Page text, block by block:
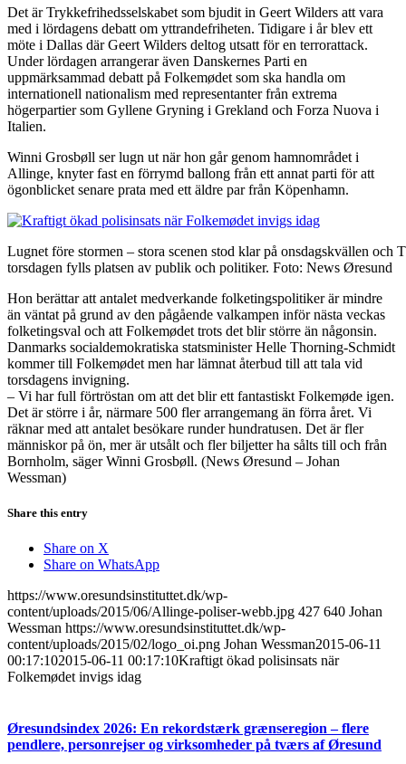
Det är Trykkefrihedsselskabet som bjudit in Geert Wilders att vara
med i lördagens debatt om yttrandefriheten. Tidigare i år blev ett
möte i Dallas där Geert Wilders deltog utsatt för en terrorattack.
Under lördagen arrangerar även Danskernes Parti en
uppmärksammad debatt på Folkemødet som ska handla om
internationell nationalism med representanter från extrema
högerpartier som Gyllene Gryning i Grekland och Forza Nuova i
Italien.
Winni Grosbøll ser lugn ut när hon går genom hamnområdet i
Allinge, knyter fast en förrymd ballong från ett annat parti för att
ögonblicket senare prata med ett äldre par från Köpenhamn.
Lugnet före stormen – stora scenen stod klar på onsdagskvällen och
torsdagen fylls platsen av publik och politiker. Foto: News Øresund
Hon berättar att antalet medverkande folketingspolitiker är mindre
än väntat på grund av den pågående valkampen inför nästa veckas
folketingsval och att Folkemødet trots det blir större än någonsin.
Danmarks socialdemokratiska statsminister Helle Thorning-Schmidt
kommer till Folkemødet men har lämnat återbud till att tala vid
torsdagens invigning.
– Vi har full förtröstan om att det blir ett fantastiskt Folkemøde igen.
Det är större i år, närmare 500 fler arrangemang än förra året. Vi
räknar med att antalet besökare runder hundratusen. Det är fler
människor på ön, mer är utsålt och fler biljetter ha sålts till och från
Bornholm, säger Winni Grosbøll. (News Øresund – Johan
Wessman)
Share this entry
Share on X
Share on WhatsApp
https://www.oresundsinstituttet.dk/wp-
content/uploads/2015/06/Allinge-poliser-webb.jpg 427 640 Johan
Wessman https://www.oresundsinstituttet.dk/wp-
content/uploads/2015/02/logo_oi.png Johan Wessman2015-06-11
00:17:102015-06-11 00:17:10Kraftigt ökad polisinsats när
Folkemødet invigs idag
Øresundsindex 2026: En rekordstærk grænseregion – flere
pendlere, personrejser og virksomheder på tværs af Øresund